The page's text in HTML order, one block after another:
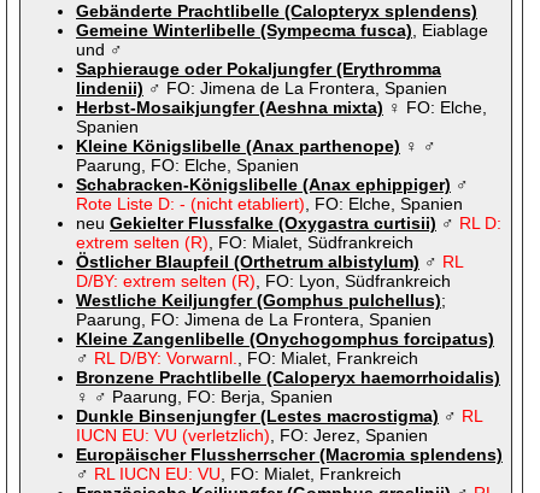
Gebänderte Prachtlibelle (Calopteryx splendens)
Gemeine Winterlibelle (Sympecma fusca) , Eiablage
und ♂
Saphierauge oder Pokaljungfer (Erythromma
lindenii) ♂ FO: Jimena de La Frontera, Spanien
Herbst-Mosaikjungfer (Aeshna mixta) ♀ FO: Elche,
Spanien
Kleine Königslibelle (Anax parthenope) ♀ ♂
Paarung, FO: Elche, Spanien
Schabracken-Königslibelle (Anax ephippiger) ♂
Rote Liste D: - (nicht etabliert) , FO: Elche, Spanien
neu Gekielter Flussfalke (Oxygastra curtisii) ♂ RL D:
extrem selten (R) , FO: Mialet, Südfrankreich
Östlicher Blaupfeil (Orthetrum albistylum) ♂ RL
D/BY: extrem selten (R) , FO: Lyon, Südfrankreich
Westliche Keiljungfer (Gomphus pulchellus);
Paarung, FO: Jimena de La Frontera, Spanien
Kleine Zangenlibelle (Onychogomphus forcipatus)
♂ RL D/BY: Vorwarnl.
, FO: Mialet, Frankreich
Bronzene Prachtlibelle (Caloperyx haemorrhoidalis)
♀ ♂ Paarung, FO: Berja, Spanien
Dunkle Binsenjungfer (Lestes macrostigma) ♂ RL
IUCN EU: VU (verletzlich) , FO: Jerez, Spanien
Europäischer Flussherrscher (Macromia splendens)
♂ RL IUCN EU: VU , FO: Mialet, Frankreich